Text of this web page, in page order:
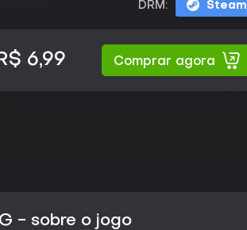
DRM: Steam
6,99 Comprar agora
- sobre o jogo